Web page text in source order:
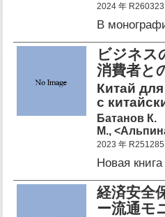
2024 年 R260323
В
ビジネ
消費者
Китай
с
Батанов К.
М.,
2023 年 R251285
Новая
経済安全
ー流通モ